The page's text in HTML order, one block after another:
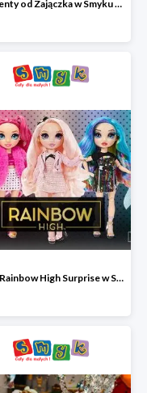
Prezenty od Zajączka w Smyku do -50%
Lalki Rainbow High Surprise w Smyku do -35%